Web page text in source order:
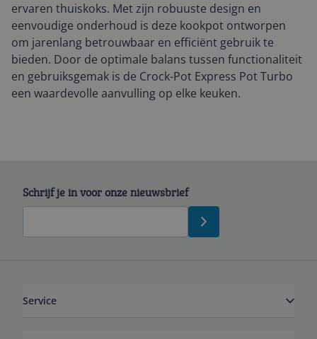
ervaren thuiskoks. Met zijn robuuste design en
eenvoudige onderhoud is deze kookpot ontworpen
om jarenlang betrouwbaar en efficiënt gebruik te
bieden. Door de optimale balans tussen functionaliteit
en gebruiksgemak is de Crock-Pot Express Pot Turbo
een waardevolle aanvulling op elke keuken.
Schrijf je in voor onze nieuwsbrief
Service